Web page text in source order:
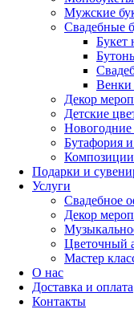
Мужские
Свадебные
Букет
Венки
Декор
Детские
Бутафория
Композиции
Подарки и
Услуги
Свадебное
Декор
Цветочный
Мастер
О нас
Доставка и оплата
Контакты